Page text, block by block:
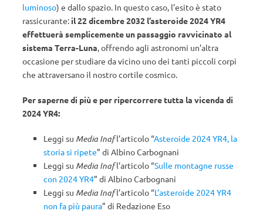
luminoso) e dallo spazio. In questo caso, l’esito è stato
rassicurante: il 22 dicembre 2032 l’asteroide 2024 YR4
effettuerà semplicemente un passaggio ravvicinato al
sistema Terra-Luna, offrendo agli astronomi un’altra
occasione per studiare da vicino uno dei tanti piccoli corpi
che attraversano il nostro cortile cosmico.
Per saperne di più e per ripercorrere tutta la vicenda di
2024 YR4:
Leggi su Media Inafl’articolo “Asteroide 2024 YR4, la
storia si ripete” di Albino Carbognani
Leggi su Media Inafl’articolo “Sulle montagne russe
con 2024 YR4” di Albino Carbognani
Leggi su Media Inafl’articolo “L’asteroide 2024 YR4
non fa più paura” di Redazione Eso